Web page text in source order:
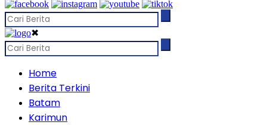
✖
Home
Berita Terkini
Batam
Karimun